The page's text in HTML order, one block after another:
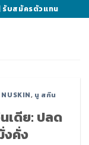
| รับสมัครตัวแทน
NUSKIN, นู สกิน
เดีย: ปลด
งคั่ง